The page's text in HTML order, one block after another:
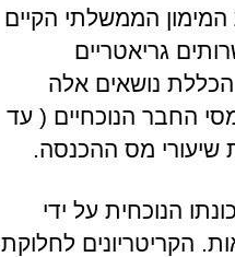
הממשלתי הקיים
גריאטריים
הכללת נושאים אלה
החבר הנוכחיים ( עד
הנוכחית על ידי
הקריטריונים לחלוקת